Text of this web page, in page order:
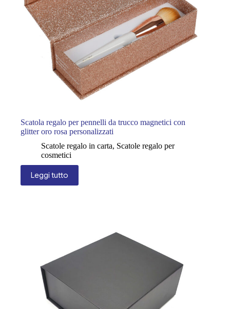
Scatola regalo per pennelli da trucco magnetici con
glitter oro rosa personalizzati
Scatole regalo in carta, Scatole regalo per
cosmetici
Leggi tutto